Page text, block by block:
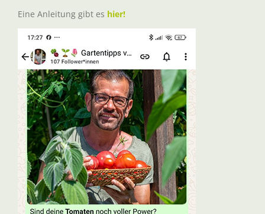
Eine Anleitung gibt es hier!